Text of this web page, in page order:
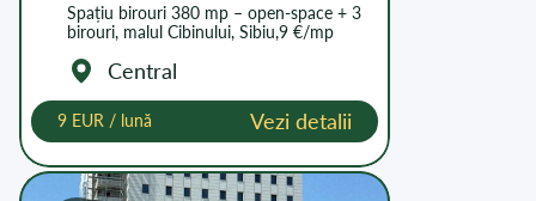
Spațiu birouri 380 mp – open-space + 3
birouri, malul Cibinului, Sibiu,9 €/mp
Central
9 EUR / lună Vezi detalii